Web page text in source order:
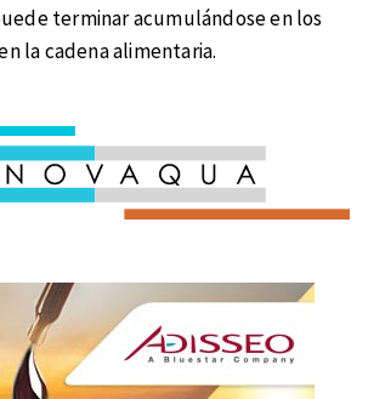
terminar acumulándose en los
la cadena alimentaria.